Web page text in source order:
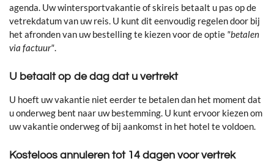
agenda. Uw wintersportvakantie of skireis betaalt u pas op de
vetrekdatum van uw reis. U kunt dit eenvoudig regelen door bij
het afronden van uw bestelling te kiezen voor de optie "betalen
via factuur".
U betaalt op de dag dat u vertrekt
U hoeft uw vakantie niet eerder te betalen dan het moment dat
u onderweg bent naar uw bestemming. U kunt ervoor kiezen om
uw vakantie onderweg of bij aankomst in het hotel te voldoen.
Kosteloos annuleren tot 14 dagen voor vertrek